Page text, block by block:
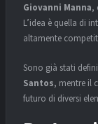
Giovanni Manna,
L’idea è quella di
altamente
Sono già stati
Santos, mentre il
futuro di diversi